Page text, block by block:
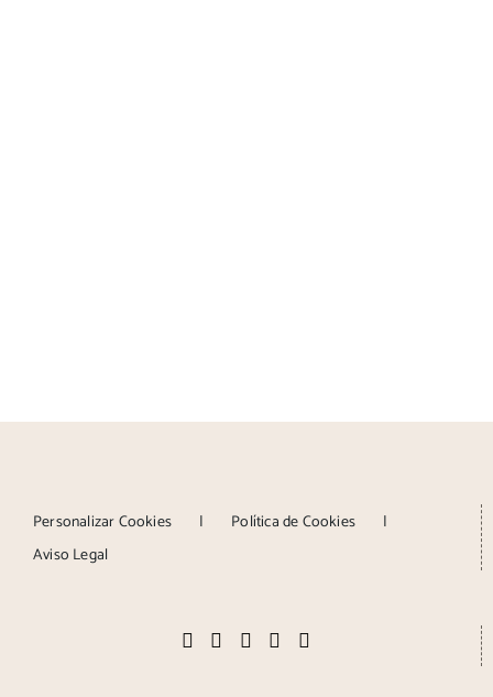
Personalizar Cookies
Política de Cookies
Aviso Legal